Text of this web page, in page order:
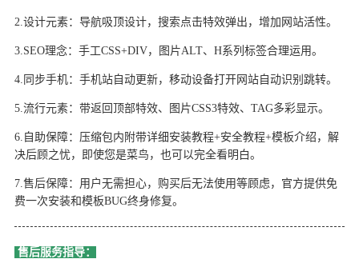
2.设计元素：导航吸顶设计，搜索点击特效弹出，增加网站活性。
3.SEO理念：手工CSS+DIV，图片ALT、H系列标签合理运用。
4.同步手机：手机站自动更新，移动设备打开网站自动识别跳转。
5.流行元素：带返回顶部特效、图片CSS3特效、TAG多彩显示。
6.自助保障：压缩包内附带详细安装教程+安全教程+模板介绍，解
决后顾之忧，即使您是菜鸟，也可以完全看明白。
7.售后保障：用户无需担心，购买后无法使用等顾虑，官方提供免
费一次安装和模板BUG终身修复。
售后服务指导：